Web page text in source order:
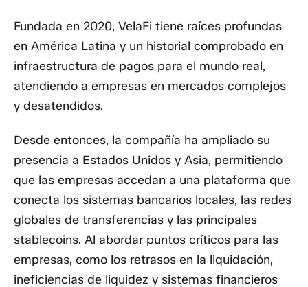
Fundada en 2020, VelaFi tiene raíces profundas
en América Latina y un historial comprobado en
infraestructura de pagos para el mundo real,
atendiendo a empresas en mercados complejos
y desatendidos.
Desde entonces, la compañía ha ampliado su
presencia a Estados Unidos y Asia, permitiendo
que las empresas accedan a una plataforma que
conecta los sistemas bancarios locales, las redes
globales de transferencias y las principales
stablecoins. Al abordar puntos críticos para las
empresas, como los retrasos en la liquidación,
ineficiencias de liquidez y sistemas financieros